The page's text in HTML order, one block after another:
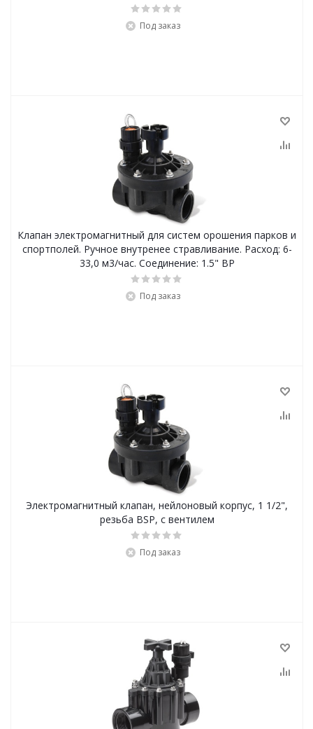
Под заказ
Клапан электромагнитный для систем орошения парков и
спортполей. Ручное внутренее стравливание. Расход: 6-
33,0 м3/час. Соединение: 1.5" ВР
Под заказ
Электромагнитный клапан, нейлоновый корпус, 1 1/2",
резьба BSP, с вентилем
Под заказ